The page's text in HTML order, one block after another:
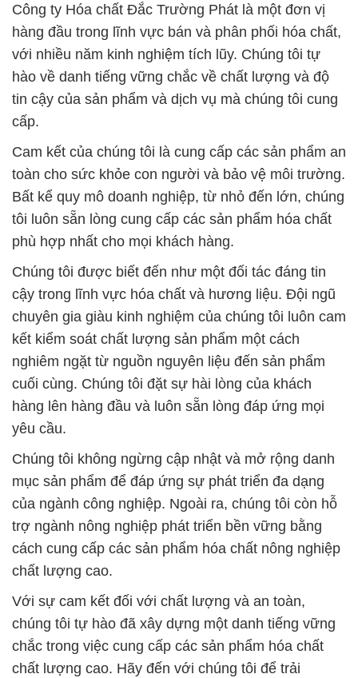
Công ty Hóa chất Đắc Trường Phát là một đơn vị
hàng đầu trong lĩnh vực bán và phân phối hóa chất,
với nhiều năm kinh nghiệm tích lũy. Chúng tôi tự
hào về danh tiếng vững chắc về chất lượng và độ
tin cậy của sản phẩm và dịch vụ mà chúng tôi cung
cấp.
Cam kết của chúng tôi là cung cấp các sản phẩm an
toàn cho sức khỏe con người và bảo vệ môi trường.
Bất kể quy mô doanh nghiệp, từ nhỏ đến lớn, chúng
tôi luôn sẵn lòng cung cấp các sản phẩm hóa chất
phù hợp nhất cho mọi khách hàng.
Chúng tôi được biết đến như một đối tác đáng tin
cậy trong lĩnh vực hóa chất và hương liệu. Đội ngũ
chuyên gia giàu kinh nghiệm của chúng tôi luôn cam
kết kiểm soát chất lượng sản phẩm một cách
nghiêm ngặt từ nguồn nguyên liệu đến sản phẩm
cuối cùng. Chúng tôi đặt sự hài lòng của khách
hàng lên hàng đầu và luôn sẵn lòng đáp ứng mọi
yêu cầu.
Chúng tôi không ngừng cập nhật và mở rộng danh
mục sản phẩm để đáp ứng sự phát triển đa dạng
của ngành công nghiệp. Ngoài ra, chúng tôi còn hỗ
trợ ngành nông nghiệp phát triển bền vững bằng
cách cung cấp các sản phẩm hóa chất nông nghiệp
chất lượng cao.
Với sự cam kết đối với chất lượng và an toàn,
chúng tôi tự hào đã xây dựng một danh tiếng vững
chắc trong việc cung cấp các sản phẩm hóa chất
chất lượng cao. Hãy đến với chúng tôi để trải